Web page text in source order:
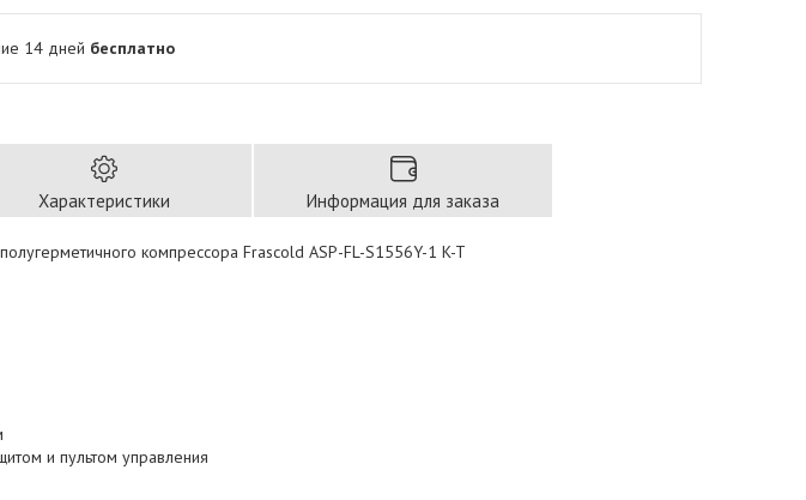
14 дней бесплатно
Характеристики Информация для заказа
компрессора Frascold ASP-FL-S1556Y-1 K-T
и пультом управления